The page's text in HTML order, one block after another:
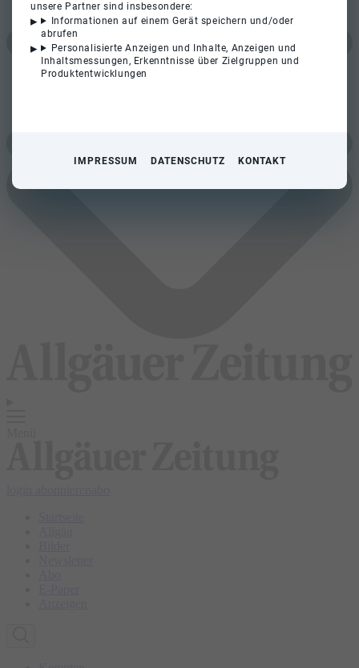
unsere Partner sind insbesondere:
Informationen auf einem Gerät speichern und/oder
abrufen
Personalisierte Anzeigen und Inhalte, Anzeigen und
Inhaltsmessungen, Erkenntnisse über Zielgruppen und
Produktentwicklungen
IMPRESSUM DATENSCHUTZ KONTAKT